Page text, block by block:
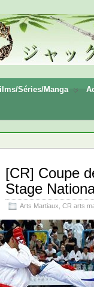
Séries/Manga
[CR] Coupe
Stage
Arts Martiaux CR arts